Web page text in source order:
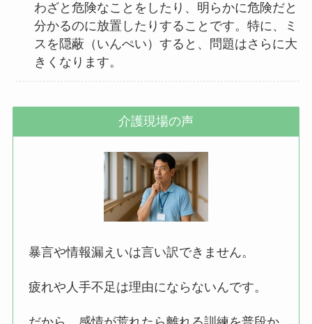
わざと危険なことをしたり、明らかに危険だと
分かるのに放置したりすることです。特に、ミ
スを隠蔽（いんぺい）すると、問題はさらに大
きくなります。
介護現場の声
暴言や情報漏えいは言い訳できません。
疲れや人手不足は理由にならないんです。